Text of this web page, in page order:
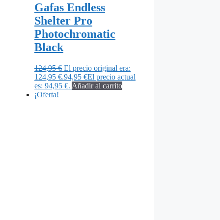
Gafas Endless
Shelter Pro
Photochromatic
Black
124,95€ El precio original era:
124,95 €.94,95 €El precio actual
es: 94,95 €. Añadir al carrito
¡Oferta!